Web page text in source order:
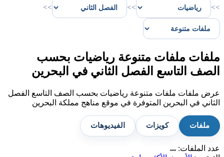
>>
>>
>>
ملفات ملفات متنوعة رياضيات بحسب
الصف التاسع الفصل الثاني في البحرين
عرض ملفات ملفات متنوعة رياضيات بحسب الصف التاسع الفصل
الثاني في البحرين المتوفرة في موقع مناهج مملكة البحرين
ملفات كويزات الفيديوهات
عدد الملفات: ...